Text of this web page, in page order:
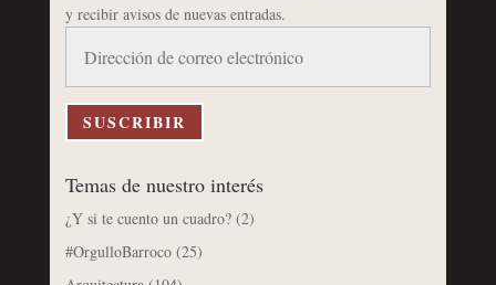
y recibir avisos de nuevas entradas.
correo
electrónico
SUSCRIBIR
Temas de nuestro interés
¿Y si te cuento un cuadro?(2)
#OrgulloBarroco(25)